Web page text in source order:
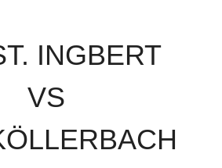
INGBERT
VS